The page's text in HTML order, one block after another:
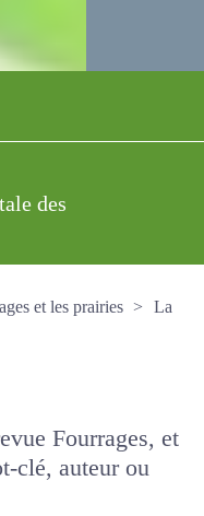
des
et les prairies
Fourrages, et
clé, auteur ou